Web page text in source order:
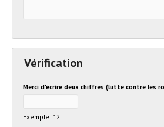
Vérification
Merci d'écrire deux chiffres (lutte contre les
Exemple: 12